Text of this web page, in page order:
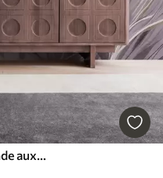
Peintures murales Fleurs de lavande aux longues tiges et feuilles, œuvre d'art aux textures douces aux tons pastel